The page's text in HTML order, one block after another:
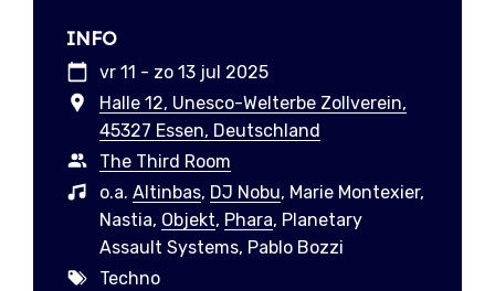
INFO
vr 11 - zo 13 jul 2025
Halle 12, Unesco-Welterbe Zollverein,
45327 Essen, Deutschland
The Third Room
o.a. Altinbas, DJ Nobu, Marie Montexier,
Nastia, Objekt, Phara, Planetary
Assault Systems, Pablo Bozzi
Techno